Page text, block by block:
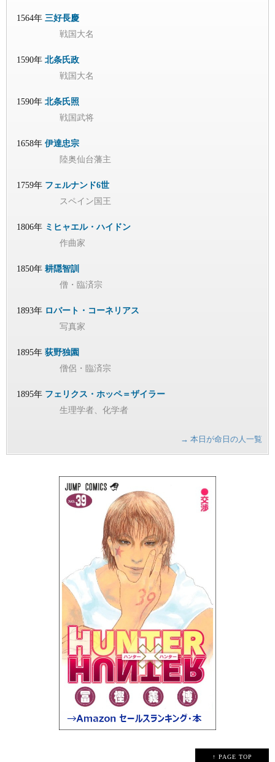
1564年 三好長慶
戦国大名
1590年 北条氏政
戦国大名
1590年 北条氏照
戦国武将
1658年 伊達忠宗
陸奥仙台藩主
1759年 フェルナンド6世
スペイン国王
1806年 ミヒャエル・ハイドン
作曲家
1850年 耕隠智訓
僧・臨済宗
1893年 ロバート・コーネリアス
写真家
1895年 荻野独園
僧侶・臨済宗
1895年 フェリクス・ホッペ＝ザイラー
生理学者、化学者
→ 本日が命日の人一覧
↑ PAGE TOP